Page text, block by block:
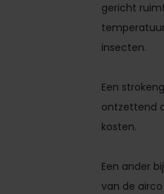
gericht
insecten.
Een
ontzettend
kosten.
Een ander
van de